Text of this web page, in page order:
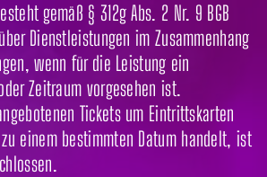
gemäß § 312g Abs. 2 Nr. 9 BGB
Dienstleistungen im Zusammenhang
wenn für die Leistung ein
Zeitraum vorgesehen ist.
Tickets um Eintrittskarten
einem bestimmten Datum handelt, ist